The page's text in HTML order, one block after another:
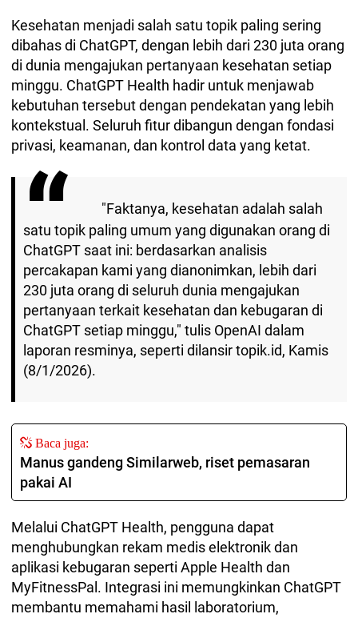
Kesehatan menjadi salah satu topik paling sering
dibahas di ChatGPT, dengan lebih dari 230 juta orang
di dunia mengajukan pertanyaan kesehatan setiap
minggu. ChatGPT Health hadir untuk menjawab
kebutuhan tersebut dengan pendekatan yang lebih
kontekstual. Seluruh fitur dibangun dengan fondasi
privasi, keamanan, dan kontrol data yang ketat.
"Faktanya, kesehatan adalah salah
satu topik paling umum yang digunakan orang di
ChatGPT saat ini: berdasarkan analisis
percakapan kami yang dianonimkan, lebih dari
230 juta orang di seluruh dunia mengajukan
pertanyaan terkait kesehatan dan kebugaran di
ChatGPT setiap minggu," tulis OpenAI dalam
laporan resminya, seperti dilansir topik.id, Kamis
(8/1/2026).
Baca juga:
Manus gandeng Similarweb, riset pemasaran
pakai AI
Melalui ChatGPT Health, pengguna dapat
menghubungkan rekam medis elektronik dan
aplikasi kebugaran seperti Apple Health dan
MyFitnessPal. Integrasi ini memungkinkan ChatGPT
membantu memahami hasil laboratorium,